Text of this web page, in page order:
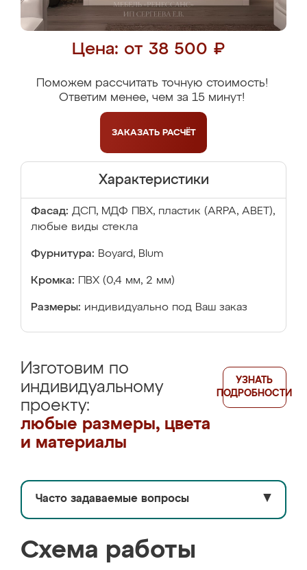
Цена: от 38 500 ₽
Поможем рассчитать точную стоимость!
Ответим менее, чем за 15 минут!
ЗАКАЗАТЬ РАСЧЁТ
Характеристики
Фасад: ДСП, МДФ ПВХ, пластик (ARPA, ABET),
любые виды стекла
Фурнитура: Boyard, Blum
Кромка: ПВХ (0,4 мм, 2 мм)
Размеры: индивидуально под Ваш заказ
Изготовим по
индивидуальному
проекту:
любые размеры, цвета
и материалы
УЗНАТЬ
ПОДРОБНОСТИ
Часто задаваемые вопросы ▼
Схема работы